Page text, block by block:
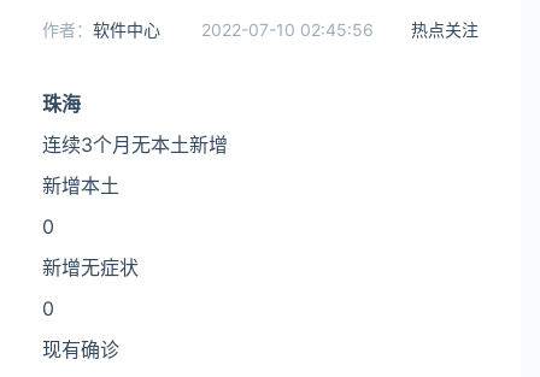
热点关注
作者： 软件中心 2022-07-10 02:45:56
珠海
连续3个月无本土新增
新增本土
0
新增无症状
0
现有确诊